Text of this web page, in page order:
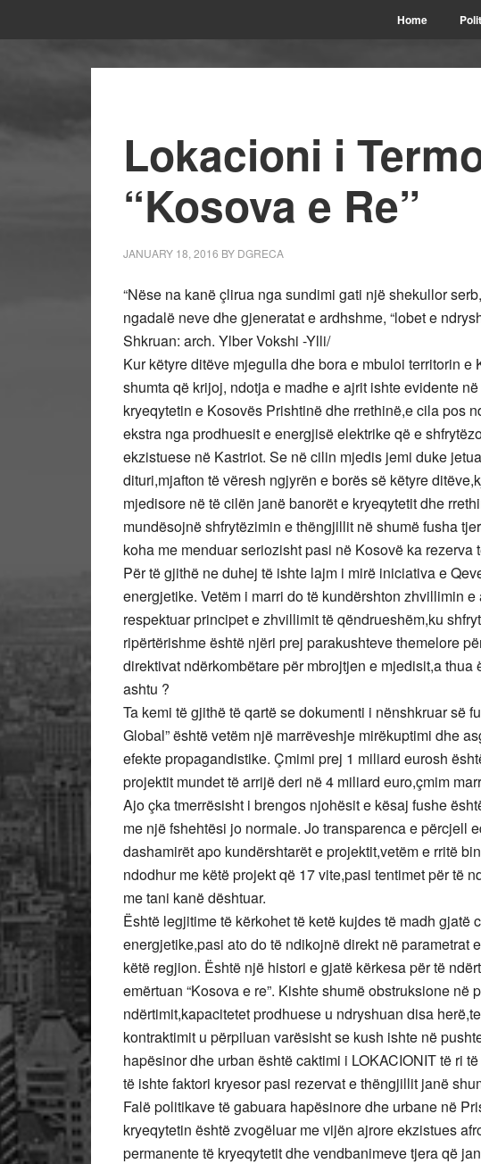
Home
Lokacioni i
“Kosova e Re”
JANUARY 18, 2016 BY DGRECA
“Nëse na kanë çlirua nga sundimi gati një shekullor
ngadalë neve dhe gjeneratat e ardhshme, “lobet e
Shkruan: arch. Ylber Vokshi -Ylli/
Kur këtyre ditëve mjegulla dhe bora e mbuloi territorin
shumta që krijoj, ndotja e madhe e ajrit ishte evidente
kryeqytetin e Kosovës Prishtinë dhe rrethinë,e cila pos
ekstra nga prodhuesit e energjisë elektrike që e
ekzistuese në Kastriot. Se në cilin mjedis jemi duke
dituri,mjafton të vëresh ngjyrën e borës së këtyre
mjedisore në të cilën janë banorët e kryeqytetit dhe
mundësojnë shfrytëzimin e thëngjillit në shumë fusha
koha me menduar seriozisht pasi në Kosovë ka rezerva
Për të gjithë ne duhej të ishte lajm i mirë iniciativa e
energjetike. Vetëm i marri do të kundërshton zhvillimin
respektuar principet e zhvillimit të qëndrueshëm,ku
ripërtërishme është njëri prej parakushteve themelore
direktivat ndërkombëtare për mbrojtjen e mjedisit,a
ashtu ?
Ta kemi të gjithë të qartë se dokumenti i nënshkruar së
Global” është vetëm një marrëveshje mirëkuptimi dhe
efekte propagandistike. Çmimi prej 1 miliard eurosh
projektit mundet të arrijë deri në 4 miliard euro,çmim
Ajo çka tmerrësisht i brengos njohësit e kësaj fushe
me një fshehtësi jo normale. Jo transparenca e përcjell
dashamirët apo kundërshtarët e projektit,vetëm e rritë
ndodhur me këtë projekt që 17 vite,pasi tentimet për të
me tani kanë dështuar.
Është legjitime të kërkohet të ketë kujdes të madh gjatë
energjetike,pasi ato do të ndikojnë direkt në parametrat
këtë regjion. Është një histori e gjatë kërkesa për të
emërtuan “Kosova e re”. Kishte shumë obstruksione në
ndërtimit,kapacitetet prodhuese u ndryshuan disa
kontraktimit u përpiluan varësisht se kush ishte në
hapësinor dhe urban është caktimi i LOKACIONIT të ri
të ishte faktori kryesor pasi rezervat e thëngjillit janë
Falë politikave të gabuara hapësinore dhe urbane në
kryeqytetin është zvogëluar me vijën ajrore ekzistues
permanente të kryeqytetit dhe vendbanimeve tjera që